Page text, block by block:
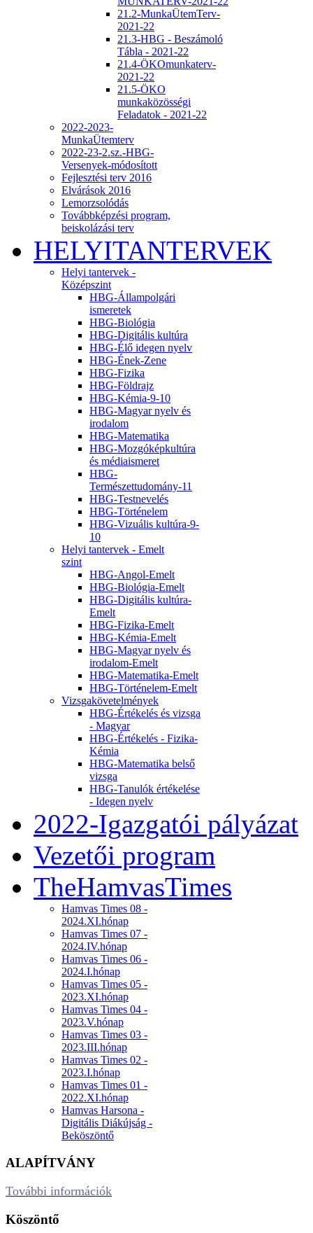
21.2-MunkaÜtemTerv-
2021-22
21.3-HBG - Beszámoló
Tábla - 2021-22
21.4-ÖKOmunkaterv-
2021-22
21.5-ÖKO
munkaközösségi
Feladatok - 2021-22
2022-2023-
MunkaÜtemterv
2022-23-2.sz.-HBG-
Versenyek-módosított
Fejlesztési terv 2016
Elvárások 2016
Lemorzsolódás
Továbbképzési program,
beiskolázási terv
HELYITANTERVEK
Helyi tantervek -
Középszint
HBG-Állampolgári
ismeretek
HBG-Biológia
HBG-Digitális kultúra
HBG-Élő idegen nyelv
HBG-Ének-Zene
HBG-Fizika
HBG-Földrajz
HBG-Kémia-9-10
HBG-Magyar nyelv és
irodalom
HBG-Matematika
HBG-Mozgóképkultúra
és médiaismeret
HBG-
Természettudomány-11
HBG-Testnevelés
HBG-Történelem
HBG-Vizuális kultúra-9-
10
Helyi tantervek - Emelt
szint
HBG-Angol-Emelt
HBG-Biológia-Emelt
HBG-Digitális kultúra-
Emelt
HBG-Fizika-Emelt
HBG-Kémia-Emelt
HBG-Magyar nyelv és
irodalom-Emelt
HBG-Matematika-Emelt
HBG-Történelem-Emelt
Vizsgakövetelmények
HBG-Értékelés és vizsga
- Magyar
HBG-Értékelés - Fizika-
Kémia
HBG-Matematika belső
vizsga
HBG-Tanulók értékelése
- Idegen nyelv
2022-Igazgatói pályázat
Vezetői program
TheHamvasTimes
Hamvas Times 08 -
2024.XI.hónap
Hamvas Times 07 -
2024.IV.hónap
Hamvas Times 06 -
2024.I.hónap
Hamvas Times 05 -
2023.XI.hónap
Hamvas Times 04 -
2023.V.hónap
Hamvas Times 03 -
2023.III.hónap
Hamvas Times 02 -
2023.I.hónap
Hamvas Times 01 -
2022.XI.hónap
Hamvas Harsona -
Digitális Diákújság -
Beköszöntő
ALAPÍTVÁNY
További információk
Köszöntő